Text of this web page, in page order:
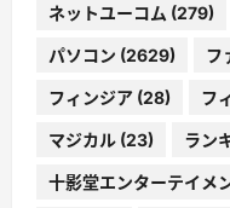
ネットユーコム (279)
パソコン (2629) フ
フィンジア (28) フ
マジカル (23) ラン
十影堂エンターテイメ